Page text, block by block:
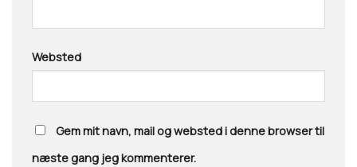
Websted
Gem mit navn, mail og websted i denne browser til
næste gang jeg kommenterer.